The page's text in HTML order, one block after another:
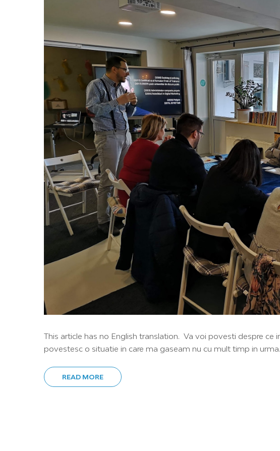
This article has no English translation. Va voi povesti despre ce
povestesc o situatie in care ma gaseam nu cu mult timp in
READ MORE